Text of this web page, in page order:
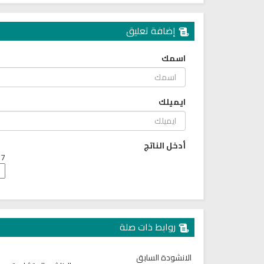
إضافة تعليق
اسمك
ايميلك
أدخل الناتج
7 + 3 =
روابط ذات صلة
الانشودة السابق
الكريم